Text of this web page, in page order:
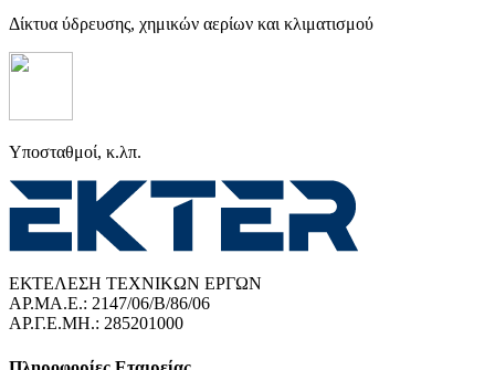
Δίκτυα ύδρευσης, χημικών αερίων και κλιματισμού
Υποσταθμοί, κ.λπ.
ΕΚΤΕΛΕΣΗ ΤΕΧΝΙΚΩΝ ΕΡΓΩΝ
ΑΡ.ΜΑ.Ε.: 2147/06/B/86/06
ΑΡ.Γ.Ε.ΜΗ.: 285201000